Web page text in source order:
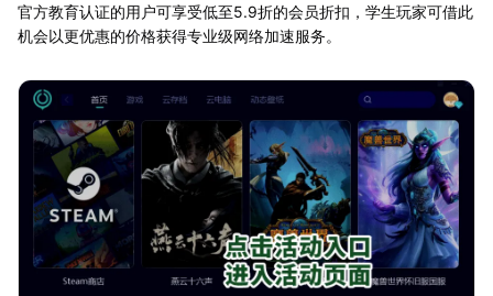
官方教育认证的用户可享受低至5.9折的会员折扣，学生玩家可借此
机会以更优惠的价格获得专业级网络加速服务。